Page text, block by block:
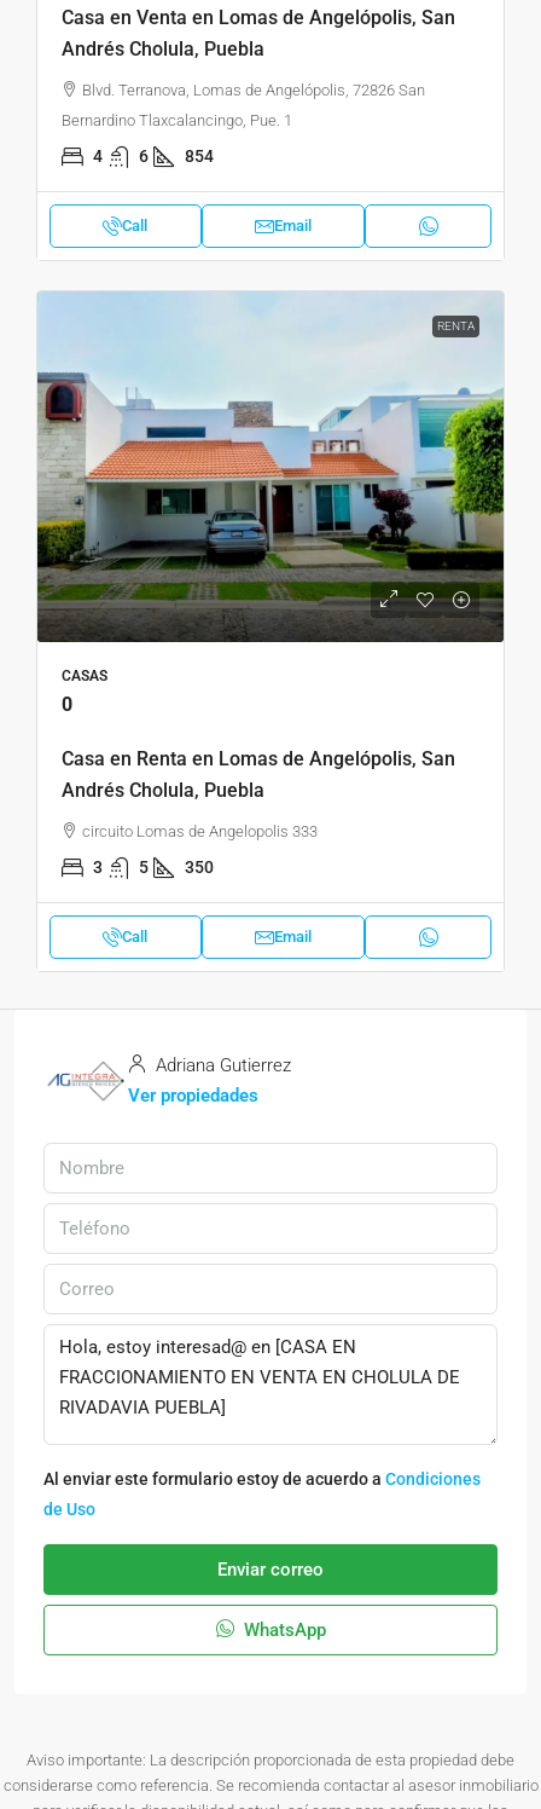
Casa en Venta en Lomas de Angelópolis, San
Andrés Cholula, Puebla
Blvd. Terranova, Lomas de Angelópolis, 72826 San
Bernardino Tlaxcalancingo, Pue. 1
4 6 854
Call Email
RENTA
CASAS
0
Casa en Renta en Lomas de Angelópolis, San
Andrés Cholula, Puebla
circuito Lomas de Angelopolis 333
3 5 350
Call Email
Adriana Gutierrez
Ver propiedades
Al enviar este formulario estoy de acuerdo a Condiciones
de Uso
Enviar correo
WhatsApp
Aviso importante: La descripción proporcionada de esta propiedad debe
considerarse como referencia. Se recomienda contactar al asesor inmobiliario